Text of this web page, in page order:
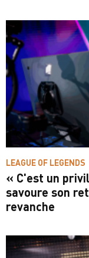
LEAGUE OF LEGENDS
« C'est un
savoure son
revanche